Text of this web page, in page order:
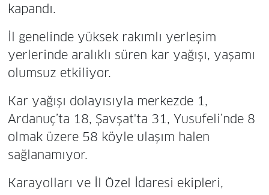
kapandı.
İl genelinde yüksek rakımlı yerleşim
yerlerinde aralıklı süren kar yağışı, yaşamı
olumsuz etkiliyor.
Kar yağışı dolayısıyla merkezde 1,
Ardanuç’ta 18, Şavşat'ta 31, Yusufeli’nde 8
olmak üzere 58 köyle ulaşım halen
sağlanamıyor.
Karayolları ve İl Özel İdaresi ekipleri,